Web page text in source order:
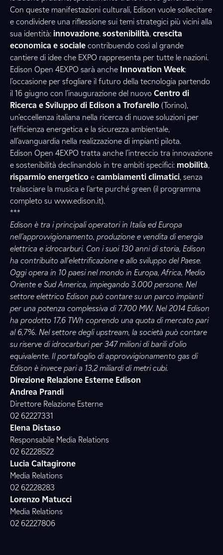
Con queste manifestazioni culturali, Edison vuole sollecitare
e condividere una riflessione sui temi strategici più vicini alla
sua identità: innovazione, sostenibilità, crescita
economica e sociale contribuendo così al grande
cantiere di idee che EXPO rappresenta per tutte le nazioni.
Edison Open 4EXPO sarà anche Innovation Week:
l’occasione per sfogliare il futuro della tecnologia partendo
il 16 giugno con l’inaugurazione del nuovo Centro di
Ricerca e Sviluppo di Edison a Trofarello (Torino),
un’eccellenza italiana nella ricerca di nuove soluzioni per
l’efficienza energetica e la sicurezza ambientale,
all’avanguardia nella realizzazione di impianti pilota.
Edison Open 4EXPO tratta anche l’intreccio tra innovazione
e sostenibilità declinandolo in tre ambiti specifici: mobilità,
risparmio energetico e cambiamenti climatici, senza
tralasciare la musica e l’arte purché green (il programma
completo su www.edison.it).
***
Edison è tra i principali operatori in Italia ed Europa
nell’approvvigionamento, produzione e vendita di energia
elettrica e idrocarburi. Con i suoi 130 anni di storia, Edison
ha contribuito all’elettrificazione e allo sviluppo del Paese.
Oggi opera in 10 paesi nel mondo in Europa, Africa, Medio
Oriente e Sud America, impiegando 3.000 persone. Nel
settore elettrico Edison può contare su un parco impianti
per una potenza complessiva di 7.700 MW. Nel 2014 Edison
ha prodotto 17,6 TWh coprendo una quota di mercato pari
al 6,7%. Nel settore degli upstream, la società può contare
su riserve di idrocarburi per 347 milioni di barili d’olio
equivalente. Il portafoglio di approvvigionamento gas di
Edison è invece pari a 13,2 miliardi di metri cubi.
Direzione Relazione Esterne Edison
Andrea Prandi
Direttore Relazione Esterne
02 62227331
Elena Distaso
Responsabile Media Relations
02 62228522
Lucia Caltagirone
Media Relations
02 62228283
Lorenzo Matucci
Media Relations
02 62227806